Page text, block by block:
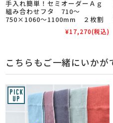
手入れ簡単！セミオーダーＡｇ
組み合わせフタ 710～
750×1060～1100mm ２枚割
¥17,270(税込)
こちらもご一緒にいかが